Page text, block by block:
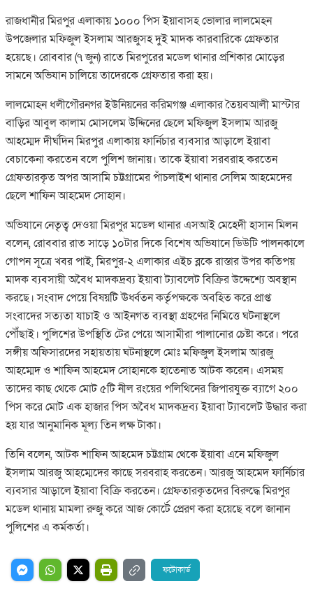
রাজধানীর মিরপুর এলাকায় ১০০০ পিস ইয়াবাসহ ভোলার লালমেহন
উপজেলার মফিজুল ইসলাম আরজুসহ দুই মাদক কারবারিকে গ্রেফতার
হয়েছে। রোববার (৭ জুন) রাতে মিরপুরের মডেল থানার প্রশিকার মোড়ের
সামনে অভিযান চালিয়ে তাদেরকে গ্রেফতার করা হয়।
লালমোহন ধলীগৌরনগর ইউনিয়নের করিমগঞ্জ এলাকার তৈয়বআলী মাস্টার
বাড়ির আবুল কালাম মোসলেম উদ্দিনের ছেলে মফিজুল ইসলাম আরজু
আহম্মেদ দীর্ঘদিন মিরপুর এলাকায় ফার্নিচার ব্যবসার আড়ালে ইয়াবা
বেচাকেনা করতেন বলে পুলিশ জানায়। তাকে ইয়াবা সরবরাহ করতেন
গ্রেফতারকৃত অপর আসামি চট্টগ্রামের পাঁচলাইশ থানার সেলিম আহমেদের
ছেলে শাফিন আহমেদ সোহান।
অভিযানে নেতৃত্ব দেওয়া মিরপুর মডেল থানার এসআই মেহেদী হাসান মিলন
বলেন, রোববার রাত সাড়ে ১০টার দিকে বিশেষ অভিযানে ডিউটি পালনকালে
গোপন সূত্রে খবর পাই, মিরপুর-২ এলাকার এইচ ব্লকে রাস্তার উপর কতিপয়
মাদক ব্যবসায়ী অবৈধ মাদকদ্রব্য ইয়াবা ট্যাবলেট বিক্রির উদ্দেশ্যে অবস্থান
করছে। সংবাদ পেয়ে বিষয়টি ঊর্ধ্বতন কর্তৃপক্ষকে অবহিত করে প্রাপ্ত
সংবাদের সত্যতা যাচাই ও আইনগত ব্যবস্থা গ্রহণের নিমিত্তে ঘটনাস্থলে
পৌঁছাই। পুলিশের উপস্থিতি টের পেয়ে আসামীরা পালানোর চেষ্টা করে। পরে
সঙ্গীয় অফিসারদের সহায়তায় ঘটনাস্থলে মোঃ মফিজুল ইসলাম আরজু
আহম্মেদ ও শাফিন আহমেদ সোহানকে হাতেনাত আটক করেন। এসময়
তাদের কাছ থেকে মোট ৫টি নীল রংয়ের পলিথিনের জিপারযুক্ত ব্যাগে ২০০
পিস করে মোট এক হাজার পিস অবৈধ মাদকদ্রব্য ইয়াবা ট্যাবলেট উদ্ধার করা
হয় যার আনুমানিক মূল্য তিন লক্ষ টাকা।
তিনি বলেন, আটক শাফিন আহমেদ চট্টগ্রাম থেকে ইয়াবা এনে মফিজুল
ইসলাম আরজু আহম্মেদের কাছে সরবরাহ করতেন। আরজু আহমেদ ফার্নিচার
ব্যবসার আড়ালে ইয়াবা বিক্রি করতেন। গ্রেফতারকৃতদের বিরুদ্ধে মিরপুর
মডেল থানায় মামলা রুজু করে আজ কোর্টে প্রেরণ করা হয়েছে বলে জানান
পুলিশের এ কর্মকর্তা।
ফটোকার্ড